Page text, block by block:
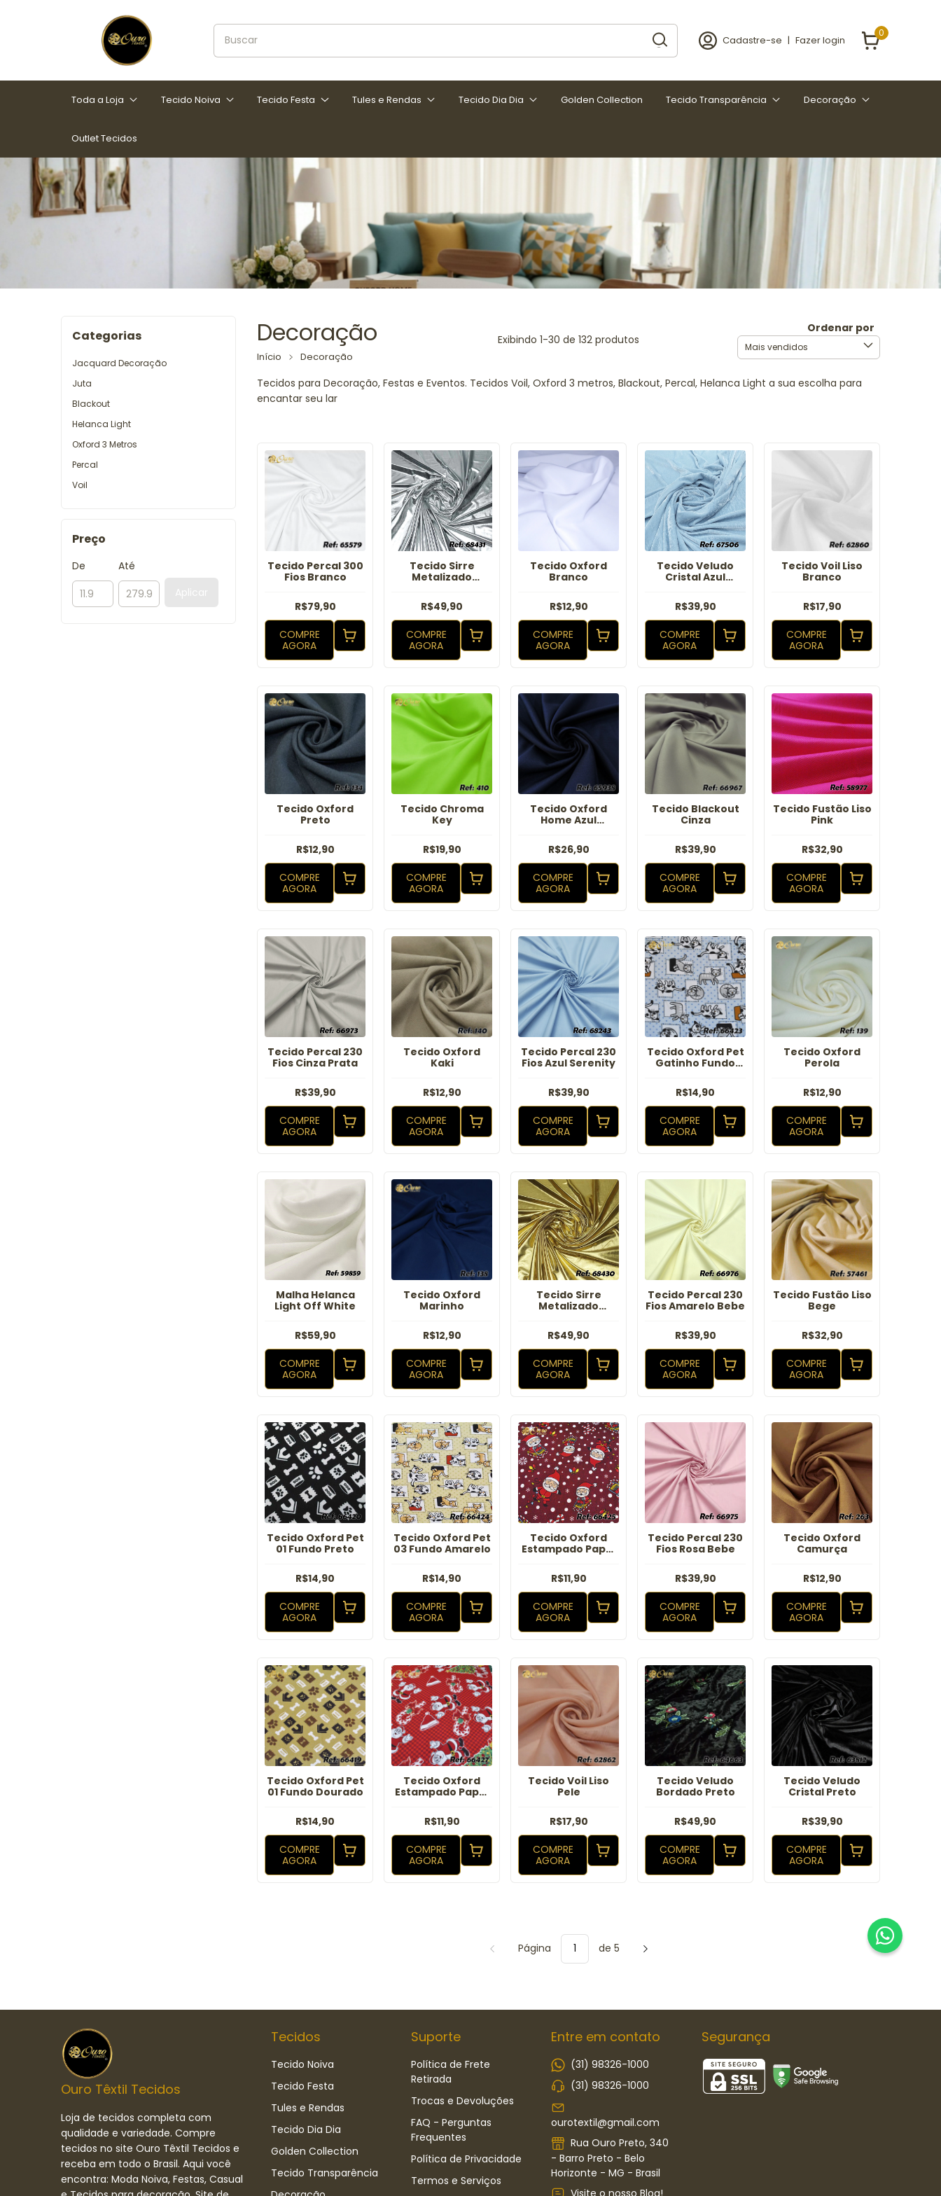
Cadastre-se | Fazer login
0
Toda a Loja Tecido Noiva Tecido Festa Tules e Rendas Tecido Dia Dia Golden Collection Tecido Transparência Decoração
Outlet Tecidos
Categorias
Jacquard Decoração
Juta
Blackout
Helanca Light
Oxford 3 Metros
Percal
Voil
Preço
De
Até
Aplicar
Decoração
Início Decoração
Exibindo 1-30 de 132 produtos
Ordenar por
Tecidos para Decoração, Festas e Eventos. Tecidos Voil, Oxford 3 metros, Blackout, Percal, Helanca Light a sua escolha para
encantar seu lar
Tecido Percal 300
Fios Branco
R$79,90
COMPRE
AGORA
Tecido Sirre
Metalizado
R$49,90
COMPRE
AGORA
Tecido Oxford
Branco
R$12,90
COMPRE
AGORA
Tecido Veludo
Cristal Azul
R$39,90
COMPRE
AGORA
Tecido Voil Liso
Branco
R$17,90
COMPRE
AGORA
Tecido Oxford
Preto
R$12,90
COMPRE
AGORA
Tecido Chroma
Key
R$19,90
COMPRE
AGORA
Tecido Oxford
Home Azul
R$26,90
COMPRE
AGORA
Tecido Blackout
Cinza
R$39,90
COMPRE
AGORA
Tecido Fustão Liso
Pink
R$32,90
COMPRE
AGORA
Tecido Percal 230
Fios Cinza Prata
R$39,90
COMPRE
AGORA
Tecido Oxford
Kaki
R$12,90
COMPRE
AGORA
Tecido Percal 230
Fios Azul Serenity
R$39,90
COMPRE
AGORA
Tecido Oxford Pet
Gatinho Fundo
R$14,90
COMPRE
AGORA
Tecido Oxford
Perola
R$12,90
COMPRE
AGORA
Malha Helanca
Light Off White
R$59,90
COMPRE
AGORA
Tecido Oxford
Marinho
R$12,90
COMPRE
AGORA
Tecido Sirre
Metalizado
R$49,90
COMPRE
AGORA
Tecido Percal 230
Fios Amarelo Bebe
R$39,90
COMPRE
AGORA
Tecido Fustão Liso
Bege
R$32,90
COMPRE
AGORA
Tecido Oxford Pet
01 Fundo Preto
R$14,90
COMPRE
AGORA
Tecido Oxford Pet
03 Fundo Amarelo
R$14,90
COMPRE
AGORA
Tecido Oxford
Estampado Papai
Vermelho
R$11,90
COMPRE
AGORA
Tecido Percal 230
Fios Rosa Bebe
R$39,90
COMPRE
AGORA
Tecido Oxford
Camurça
R$12,90
COMPRE
AGORA
Tecido Oxford Pet
01 Fundo Dourado
R$14,90
COMPRE
AGORA
Tecido Oxford
Estampado Papai
R$11,90
COMPRE
AGORA
Tecido Voil Liso
Pele
R$17,90
COMPRE
AGORA
Tecido Veludo
Bordado Preto
R$49,90
COMPRE
AGORA
Tecido Veludo
Cristal Preto
R$39,90
COMPRE
AGORA
Página de 5
Ouro Têxtil Tecidos
Loja de tecidos completa com
qualidade e variedade. Compre
tecidos no site Ouro Têxtil Tecidos e
receba em todo o Brasil. Aqui você
encontra: Moda Noiva, Festas, Casual
Tecidos
Tecido Noiva
Tecido Festa
Tules e Rendas
Tecido Dia Dia
Golden Collection
Tecido Transparência
Suporte
Política de Frete
Retirada
Trocas e Devoluções
FAQ - Perguntas
Frequentes
Política de Privacidade
Termos e Serviços
Entre em contato
(31) 98326-1000
(31) 98326-1000
ourotextil@gmail.com
Rua Ouro Preto, 340
- Barro Preto - Belo
Horizonte - MG - Brasil
Visite o nosso Blog!
Segurança